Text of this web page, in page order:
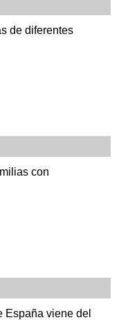
de diferentes
con
España viene del